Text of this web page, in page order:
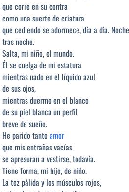
que corre en su contra
como una suerte de criatura
que cediendo se adormece, día a día. Noche
tras noche.
Salta, mi niño, el mundo.
Él se cuelga de mi estatura
mientras nado en el líquido azul
de sus ojos,
mientras duermo en el blanco
de su piel blanca un perfil
breve de sueño.
He parido tanto amor
que mis entrañas vacías
se apresuran a vestirse, todavía.
Tiene forma, mi hijo, de niño.
La tez pálida y los músculos rojos,